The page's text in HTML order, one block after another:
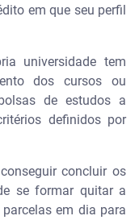
em que seu perfil
universidade tem
dos cursos ou
de estudos a
definidos por
concluir os
se formar quitar a
em dia para